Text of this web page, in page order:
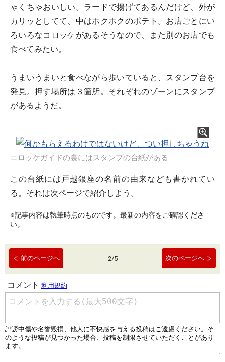
ゃくちゃおいしい。ラードで揚げてあるんだけど、外が
カリッとしてて、中はホクホクのポテト。お店ごとにい
ろいろなコロッケがあるそうなので、また別のお店でも
食べてみたい。
うまいうまいと食べながら歩いていると、スタンプ台を
発見。押す場所は３箇所。それぞれのゾーンにスタンプ
があるようだ。
コロッケガイドの裏にはスタンプの台紙がある
この台紙には戸越銀座の名前の由来なども書かれてい
る。それは次ページで紹介しよう。
※記事内容は執筆時点のものです。最新の内容をご確認くださ
い。
前のページへ 2/5 次のページへ